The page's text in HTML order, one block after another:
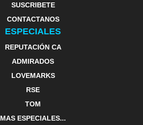
SUSCRIBETE
CONTACTANOS
ESPECIALES
REPUTACIÓN CA
ADMIRADOS
LOVEMARKS
RSE
TOM
MAS ESPECIALES...